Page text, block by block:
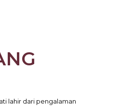
lahir dari pengalaman